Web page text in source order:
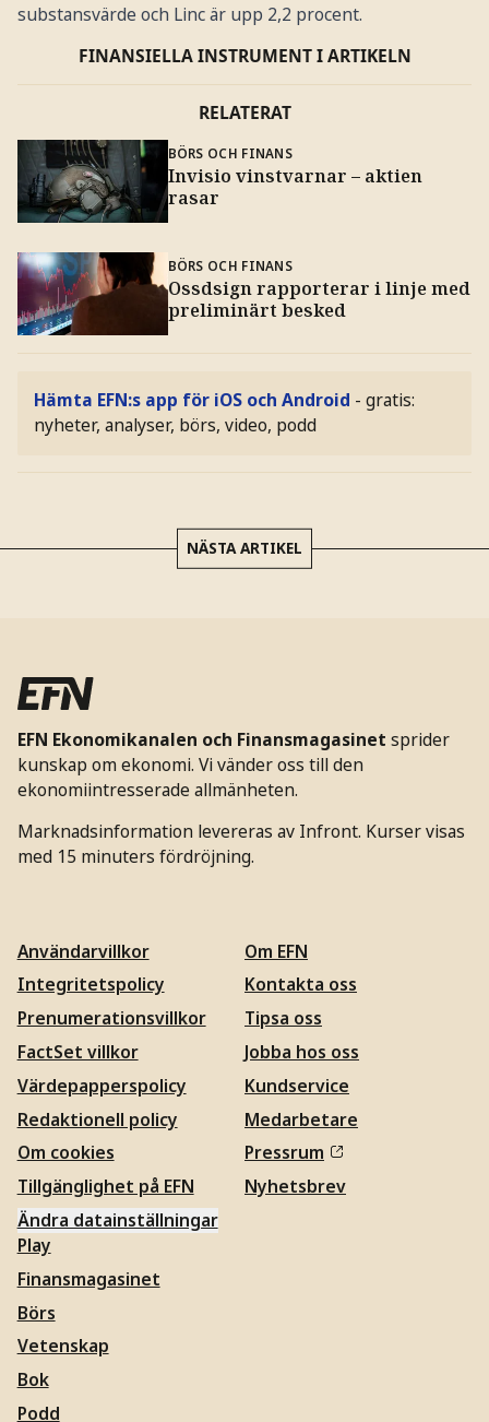
substansvärde och Linc är upp 2,2 procent.
FINANSIELLA INSTRUMENT I ARTIKELN
RELATERAT
BÖRS OCH FINANS
Invisio vinstvarnar – aktien
rasar
BÖRS OCH FINANS
Ossdsign rapporterar i linje med
preliminärt besked
Hämta EFN:s app för iOS och Android - gratis:
nyheter, analyser, börs, video, podd
NÄSTA ARTIKEL
EFN Ekonomikanalen och Finansmagasinet sprider
kunskap om ekonomi. Vi vänder oss till den
ekonomiintresserade allmänheten.
Marknadsinformation levereras av Infront. Kurser visas
med 15 minuters fördröjning.
Användarvillkor
Integritetspolicy
Prenumerationsvillkor
FactSet villkor
Värdepapperspolicy
Redaktionell policy
Om cookies
Tillgänglighet på EFN
Ändra datainställningar
Om EFN
Kontakta oss
Tipsa oss
Jobba hos oss
Kundservice
Medarbetare
Pressrum
Nyhetsbrev
Play
Finansmagasinet
Börs
Vetenskap
Bok
Podd